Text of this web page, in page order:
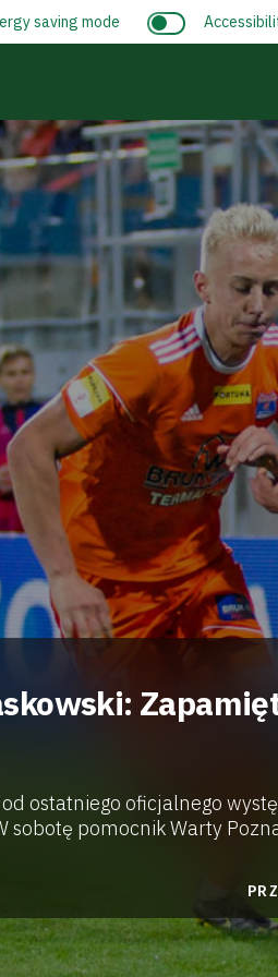
saving mode
ostatniego oficjalnego
sobotę pomocnik Warty